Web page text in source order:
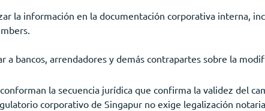
la información en la documentación corporativa interna,
a bancos, arrendadores y demás contrapartes sobre la
la secuencia jurídica que confirma la validez del
corporativo de Singapur no exige legalización